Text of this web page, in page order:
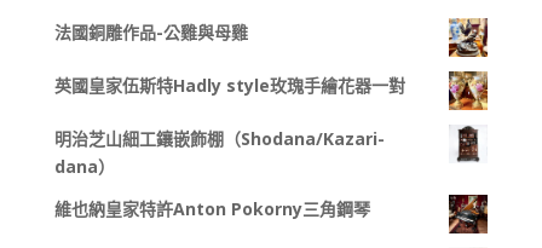
法國銅雕作品-公雞與母雞
英國皇家伍斯特Hadly style玫瑰手繪花器一對
明治芝山細工鑲嵌飾棚（Shodana/Kazari-
dana）
維也納皇家特許Anton Pokorny三角鋼琴